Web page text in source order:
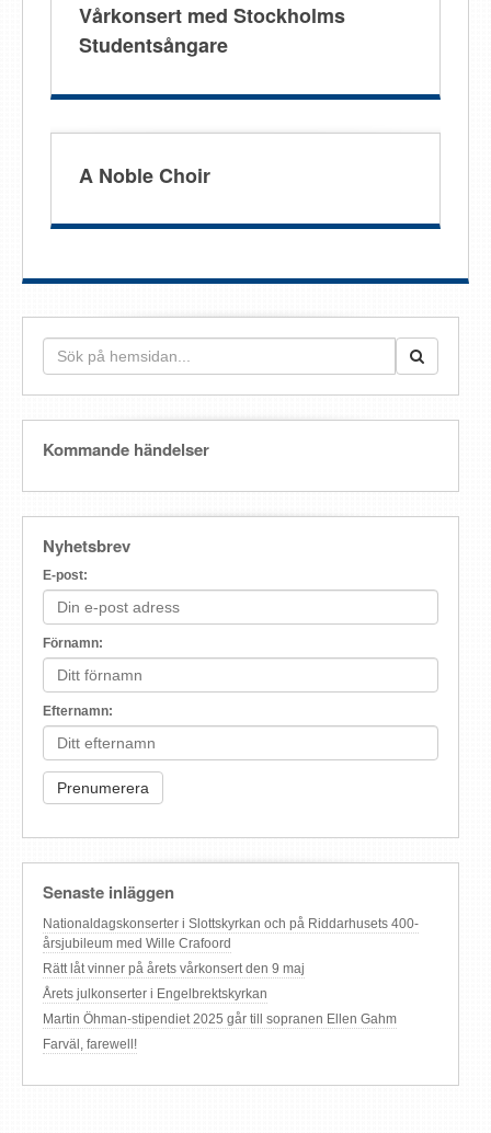
Vårkonsert med Stockholms
Studentsångare
A Noble Choir
Kommande händelser
Nyhetsbrev
E-post:
Förnamn:
Efternamn:
Senaste inläggen
Nationaldagskonserter i Slottskyrkan och på Riddarhusets 400-
årsjubileum med Wille Crafoord
Rätt låt vinner på årets vårkonsert den 9 maj
Årets julkonserter i Engelbrektskyrkan
Martin Öhman-stipendiet 2025 går till sopranen Ellen Gahm
Farväl, farewell!